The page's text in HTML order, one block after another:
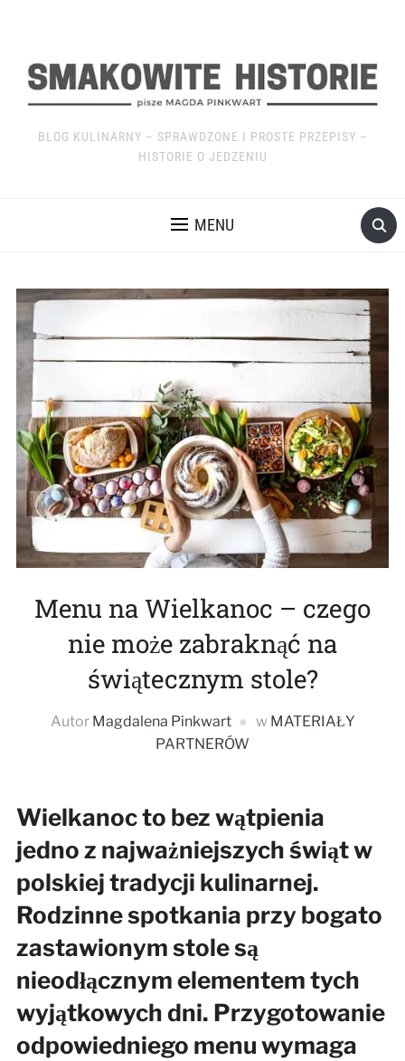
BLOG KULINARNY – SPRAWDZONE I PROSTE PRZEPISY –
HISTORIE O JEDZENIU
MENU
Menu na Wielkanoc – czego
nie może zabraknąć na
świątecznym stole?
Autor Magdalena Pinkwart w MATERIAŁY
PARTNERÓW
Wielkanoc to bez wątpienia
jedno z najważniejszych świąt w
polskiej tradycji kulinarnej.
Rodzinne spotkania przy bogato
zastawionym stole są
nieodłącznym elementem tych
wyjątkowych dni. Przygotowanie
odpowiedniego menu wymaga